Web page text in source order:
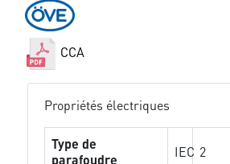
CCA
Propriétés électriques
Type de
parafoudre
IEC 2